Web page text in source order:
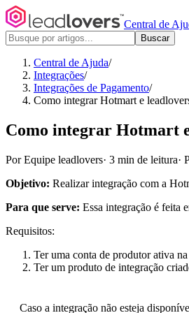
Central de
Buscar
Central de Ajuda/
Integrações/
Integrações de Pagamento/
Como integrar Hotmart e
Como integrar Hotmart
Por Equipe leadlovers· 3 min de leitura·
Objetivo: Realizar integração com a
Para que serve: Essa integração é feita
Requisitos:
Ter uma conta de produtor ativa
Ter um produto de integração
Caso a integração não esteja